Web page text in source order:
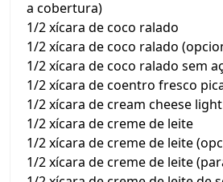
a cobertura)
1/2 xícara de coco ralado
1/2 xícara de coco ralado
1/2 xícara de coco ralado sem
1/2 xícara de coentro fresco
1/2 xícara de cream cheese light
1/2 xícara de creme de leite
1/2 xícara de creme de leite
1/2 xícara de creme de leite